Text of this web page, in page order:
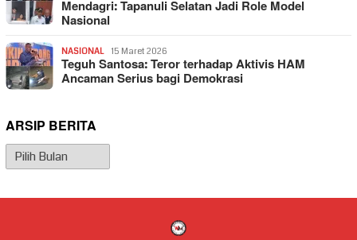
Mendagri: Tapanuli Selatan Jadi Role Model
Nasional
NASIONAL 15 Maret 2026
Teguh Santosa: Teror terhadap Aktivis HAM
Ancaman Serius bagi Demokrasi
ARSIP BERITA
Arsip
Berita